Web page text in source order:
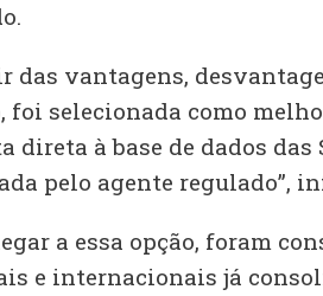
das vantagens,
foi selecionada como
direta à base de dados das
pelo agente regulado”,
a essa opção, foram
e internacionais já